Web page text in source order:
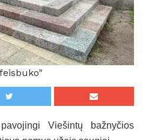
Viešintų bažnyčios